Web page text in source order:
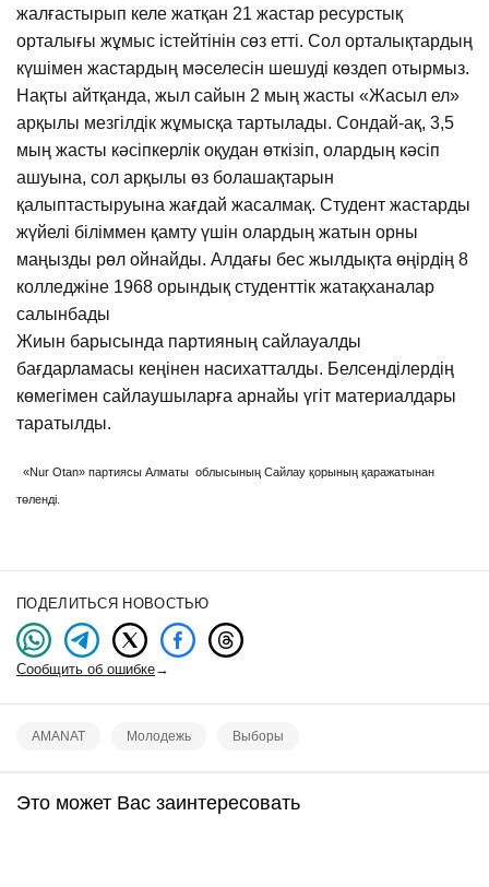
жалғастырып келе жатқан 21 жастар ресурстық
орталығы жұмыс істейтінін сөз етті. Сол орталықтардың
күшімен жастардың мәселесін шешуді көздеп отырмыз.
Нақты айтқанда, жыл сайын 2 мың жасты «Жасыл ел»
арқылы мезгілдік жұмысқа тартылады. Сондай-ақ, 3,5
мың жасты кәсіпкерлік оқудан өткізіп, олардың кәсіп
ашуына, сол арқылы өз болашақтарын
қалыптастыруына жағдай жасалмақ. Студент жастарды
жүйелі біліммен қамту үшін олардың жатын орны
маңызды рөл ойнайды. Алдағы бес жылдықта өңірдің 8
колледжіне 1968 орындық студенттік жатақханалар
салынбады
Жиын барысында партияның сайлауалды
бағдарламасы кеңінен насихатталды. Белсенділердің
көмегімен сайлаушыларға арнайы үгіт материалдары
таратылды.
«Nur Otan» партиясы Алматы облысының Сайлау қорының қаражатынан
төленді.
ПОДЕЛИТЬСЯ НОВОСТЬЮ
Сообщить об ошибке→
AMANAT Молодежь Выборы
Это может Вас заинтересовать